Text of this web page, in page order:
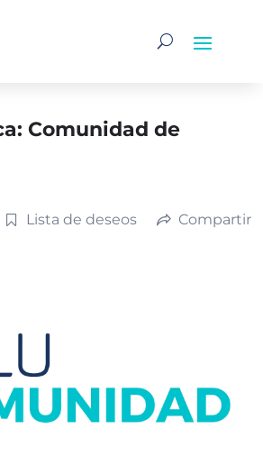
Comunidad de
Lista de deseos Compartir